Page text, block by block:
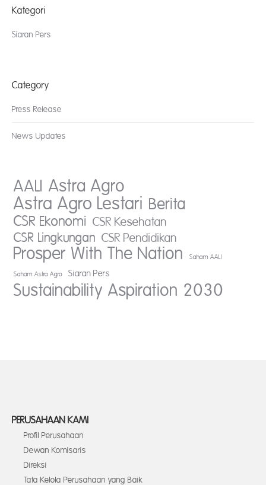
Kategori
Siaran Pers
Category
Press Release
News Updates
AALI Astra Agro
Astra Agro Lestari Berita
CSR Ekonomi CSR Kesehatan
CSR Lingkungan CSR Pendidikan
Prosper With The Nation Saham AALI
Saham Astra Agro Siaran Pers
Sustainability Aspiration 2030
PERUSAHAAN KAMI
Profil Perusahaan
Dewan Komisaris
Direksi
Tata Kelola Perusahaan yang Baik